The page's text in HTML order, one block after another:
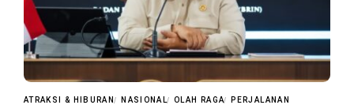
ATRAKSI & HIBURAN NASIONAL OLAH RAGA PERJALANAN